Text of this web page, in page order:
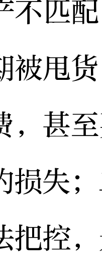
不匹
被甩
，甚
失
把控